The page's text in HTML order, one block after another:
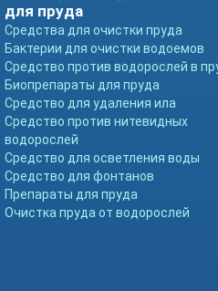
для пруда
Средства для очистки пруда
Бактерии для очистки водоемов
Средство против водорослей в
Биопрепараты для пруда
Средство для удаления ила
Средство против нитевидных
водорослей
Средство для осветления воды
Средство для фонтанов
Препараты для пруда
Очистка пруда от водорослей